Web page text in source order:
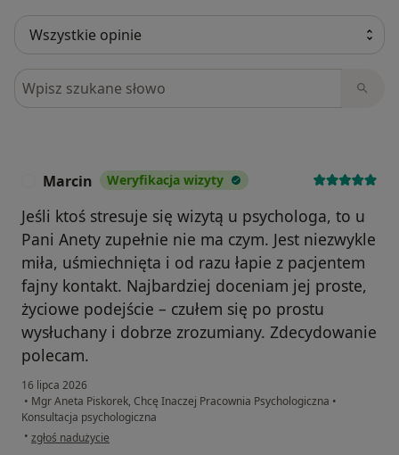
Szukaj w opiniach
Marcin Weryfikacja wizyty
Jeśli ktoś stresuje się wizytą u psychologa, to u
Pani Anety zupełnie nie ma czym. Jest niezwykle
miła, uśmiechnięta i od razu łapie z pacjentem
fajny kontakt. Najbardziej doceniam jej proste,
życiowe podejście – czułem się po prostu
wysłuchany i dobrze zrozumiany. Zdecydowanie
polecam.
16 lipca 2026
• Mgr Aneta Piskorek, Chcę Inaczej Pracownia Psychologiczna •
Konsultacja psychologiczna
• w opinii użytkownika Marcin
zgłoś nadużycie